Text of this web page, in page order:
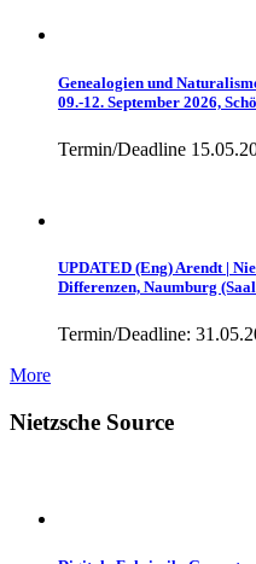
Genealogien und
09.-12. September 2026,
Termin/Deadline
UPDATED (Eng) Arendt |
Differenzen, Naumburg
Termin/Deadline:
More
Nietzsche Source